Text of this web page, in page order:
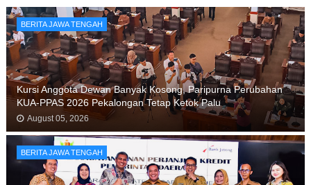
BERITA JAWA TENGAH
Kursi Anggota Dewan Banyak Kosong, Paripurna Perubahan
KUA-PPAS 2026 Pekalongan Tetap Ketok Palu
August 05, 2026
BERITA JAWA TENGAH